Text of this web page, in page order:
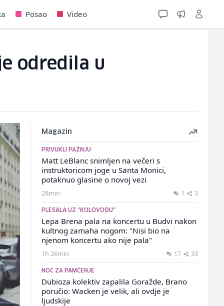
Posao Video
odredila u
Magazin
PRIVUKLI PAŽNJU
Matt LeBlanc snimljen na večeri s
instruktoricom joge u Santa Monici,
potaknuo glasine o novoj vezi
28min 1 3
PLESALA UZ "KOLOVOĐU"
Lepa Brena pala na koncertu u Budvi nakon
kultnog zamaha nogom: "Nisi bio na
njenom koncertu ako nije pala"
1h 26min 17 33
NOĆ ZA PAMĆENJE
Dubioza kolektiv zapalila Goražde, Brano
poručio: Wacken je velik, ali ovdje je
ljudskije